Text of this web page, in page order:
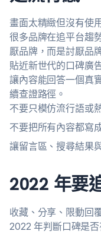
畫面太精緻但沒有使
很多品牌在追平台趨
厭品牌，而是討厭品
貼近新世代的口碑廣
讓內容能回答一個真
續查證路徑。
不要只模仿流行語或
不要把所有內容都寫
讓留言區、搜尋結果
2022 年要
收藏、分享、限動回
2022 年判斷口碑是